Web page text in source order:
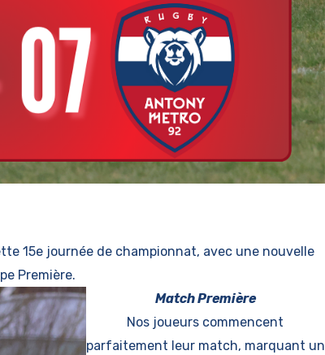
15e journée de championnat, avec une nouvelle
Première.
Match Première
Nos joueurs commencent
parfaitement leur match, marquant un